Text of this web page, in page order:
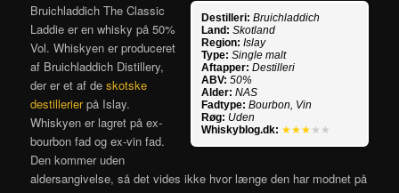
Destilleri: Bruichladdich
Land: Skotland
Region: Islay
Type: Single malt
Aftapper: Destilleri
ABV: 50%
Alder: NAS
Fadtype: Bourbon, Vin
Røg: Uden
Whiskyblog.dk: ★★★ ★★
Bruichladdich The Classic
Laddie er en whisky på 50%
Vol. Whiskyen er produceret
af Bruichladdich Distillery,
der er et af deskotske
destillerierpå Islay.
Whiskyen er lagret på ex-
bourbon fad og ex-vin fad.
Den kommer uden
aldersangivelse, så det vides ikke hvor længe den har modnet på